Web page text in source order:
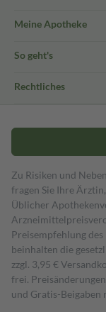
Meine Apotheke
So geht's
Rechtliches
Zu Risiken und
fragen Sie Ihre
Üblicher
Preisempfehlung
beinhalten die
zzgl. 3,95 €
frei.
und Gratis-Beigaben